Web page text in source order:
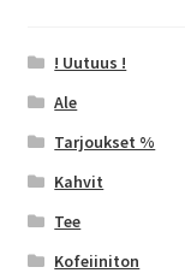
! Uutuus !
Ale
Tarjoukset %
Kahvit
Tee
Kofeiiniton